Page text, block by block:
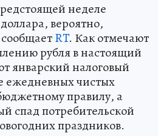
неделе
вероятно,
сообщаетRT. Как отмечают
рубля в настоящий
январский налоговый
чистых
правилу, а
спад потребительской
праздников.